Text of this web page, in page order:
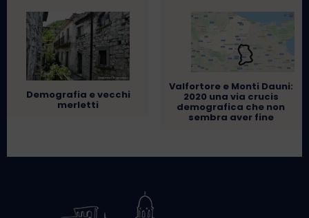
Demografia e vecchi
merletti
Valfortore e Monti Dauni:
2020 una via crucis
demografica che non
sembra aver fine